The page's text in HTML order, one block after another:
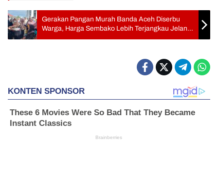
Gerakan Pangan Murah Banda Aceh Diserbu
Warga, Harga Sembako Lebih Terjangkau Jelang